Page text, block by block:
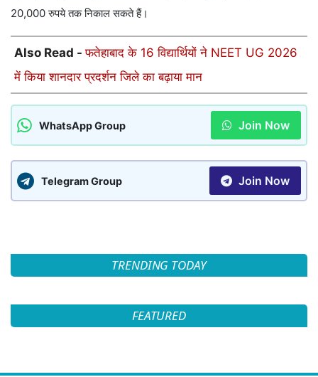
20,000 रुपये तक निकाल सकते हैं।
Also Read -फतेहाबाद के 16 विद्यार्थियों ने NEET UG 2026
में किया शानदार प्रदर्शन जिले का बढ़ाया मान
WhatsApp Group Join Now
Telegram Group Join Now
TRENDING TODAY
FEATURED